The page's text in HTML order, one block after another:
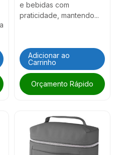
e bebidas com
praticidade, mantendo...
Adicionar ao
Carrinho
Orçamento Rápido